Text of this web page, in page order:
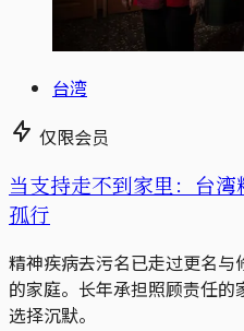
台湾
仅限会员
当支持走不到家里：台
孤行
精神疾病去污名已走过更名
的家庭。长年承担照顾责任
选择沉默。